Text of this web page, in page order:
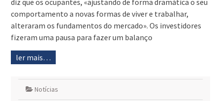
diz que os ocupantes, «ajustando de forma dramática o seu
comportamento a novas formas de viver e trabalhar,
alteraram os fundamentos do mercado». Os investidores
fizeram uma pausa para fazer um balanço
ler mais…
Notícias